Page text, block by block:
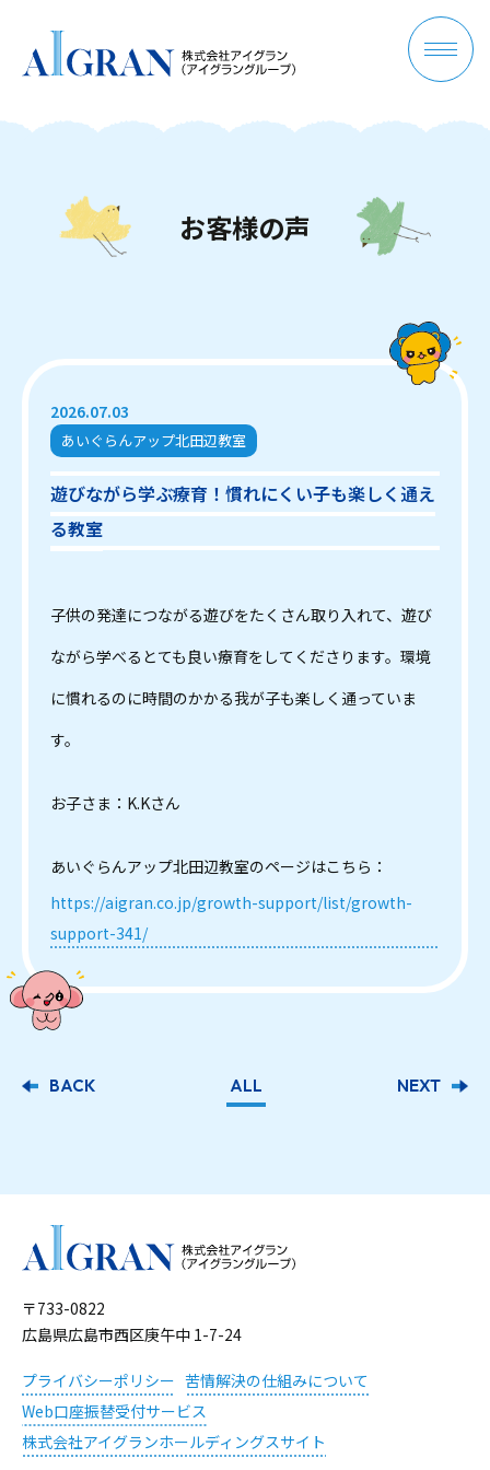
お客様の声
2026.07.03
あいぐらんアップ北田辺教室
遊びながら学ぶ療育！慣れにくい子も楽しく通え
る教室
子供の発達につながる遊びをたくさん取り入れて、遊び
ながら学べるとても良い療育をしてくださります。環境
に慣れるのに時間のかかる我が子も楽しく通っていま
す。
お子さま：K.Kさん
あいぐらんアップ北田辺教室のページはこちら：
https://aigran.co.jp/growth-support/list/growth-
support-341/
BACK ALL NEXT
〒733-0822
広島県広島市西区庚午中 1-7-24
プライバシーポリシー 苦情解決の仕組みについて
Web口座振替受付サービス
株式会社アイグランホールディングスサイト